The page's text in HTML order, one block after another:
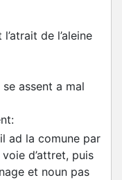
de l’aleine
assent a mal
:
ad la comune par
d’attret, puis
et noun pas